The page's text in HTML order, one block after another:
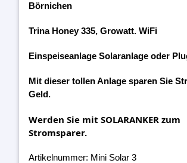
Börnichen
Trina Honey 335, Growatt. WiFi
Einspeiseanlage Solaranlage oder
Mit dieser tollen Anlage sparen Sie
Geld.
Werden Sie mit SOLARANKER zum
Stromsparer.
Artikelnummer: Mini Solar 3